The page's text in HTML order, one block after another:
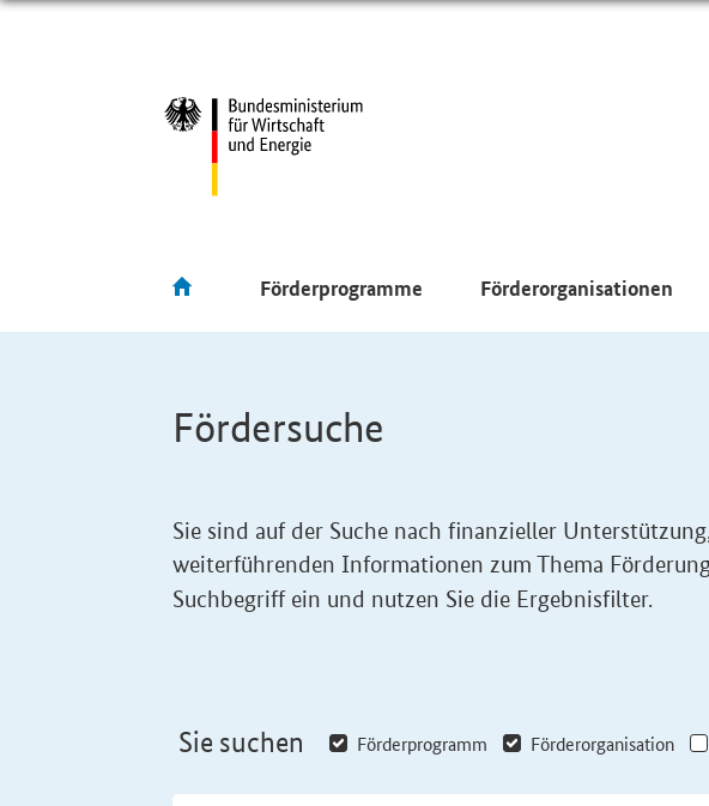
Förderprogramme Förderorganisationen
Fördersuche
Sie sind auf der Suche nach finanzieller
weiterführenden Informationen zum Thema
Suchbegriff ein und nutzen Sie die Ergebnisfilter.
Sie suchen Förderprogramm Förderorganisation